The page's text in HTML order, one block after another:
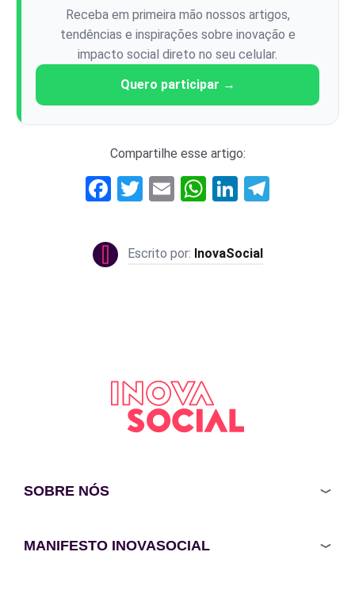
Receba em primeira mão nossos artigos,
tendências e inspirações sobre inovação e
impacto social direto no seu celular.
Quero participar →
Compartilhe esse artigo:
Facebook
Twitter
EmailWhatsApp
LinkedIn
InovaSocial
SOBRE NÓS
MANIFESTO INOVASOCIAL